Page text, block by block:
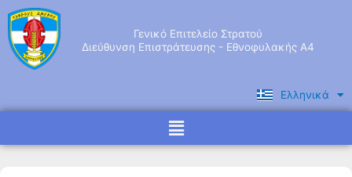
Μετάβαση
στο
περιεχόμενο
Γενικό Επιτελείο Στρατού
Διεύθυνση Επιστράτευσης - Εθνοφυλακής Α4
Ελληνικά
English
Menu